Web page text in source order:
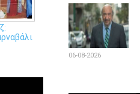
06-08-2026